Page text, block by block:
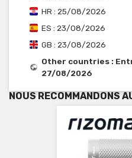
HR : 25/08/2026
ES : 23/08/2026
GB : 23/08/2026
Other countries :
27/08/2026
NOUS RECOMMANDONS